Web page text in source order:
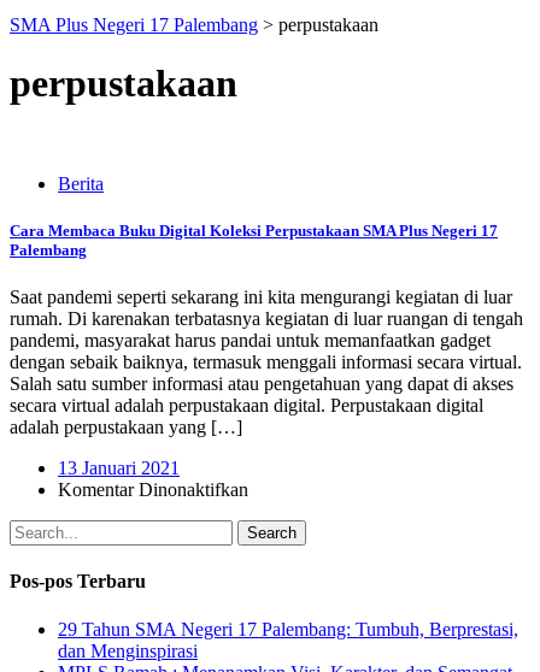
SMA Plus Negeri 17 Palembang > perpustakaan
perpustakaan
Berita
Cara Membaca Buku Digital Koleksi Perpustakaan SMA Plus Negeri 17
Palembang
Saat pandemi seperti sekarang ini kita mengurangi kegiatan di luar
rumah. Di karenakan terbatasnya kegiatan di luar ruangan di tengah
pandemi, masyarakat harus pandai untuk memanfaatkan gadget
dengan sebaik baiknya, termasuk menggali informasi secara virtual.
Salah satu sumber informasi atau pengetahuan yang dapat di akses
secara virtual adalah perpustakaan digital. Perpustakaan digital
adalah perpustakaan yang […]
13 Januari 2021
Komentar Dinonaktifkan
Membaca
Perpustakaan
SMA
Plus
Search
Pos-pos Terbaru
29 Tahun SMA Negeri 17 Palembang: Tumbuh, Berprestasi,
dan Menginspirasi